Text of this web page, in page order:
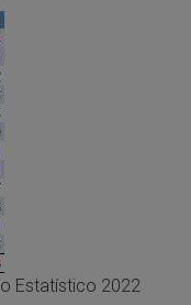
Estatístico 2022